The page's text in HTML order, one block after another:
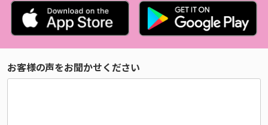
お客様の声をお聞かせください